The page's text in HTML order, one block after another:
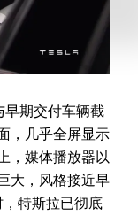
期交付车辆截
，几乎全屏显示
，媒体播放器以
大，风格接近早
特斯拉已彻底